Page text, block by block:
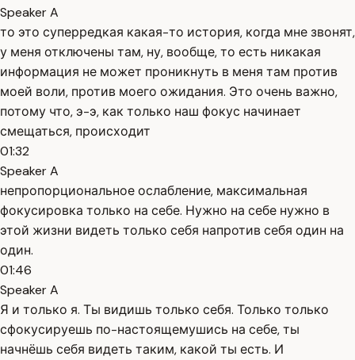
Speaker A
то это суперредкая какая-то история, когда мне звонят,
у меня отключены там, ну, вообще, то есть никакая
информация не может проникнуть в меня там против
моей воли, против моего ожидания. Это очень важно,
потому что, э-э, как только наш фокус начинает
смещаться, происходит
01:32
Speaker A
непропорциональное ослабление, максимальная
фокусировка только на себе. Нужно на себе нужно в
этой жизни видеть только себя напротив себя один на
один.
01:46
Speaker A
Я и только я. Ты видишь только себя. Только только
сфокусируешь по-настоящемушись на себе, ты
начнёшь себя видеть таким, какой ты есть. И